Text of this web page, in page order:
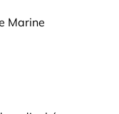
Marine